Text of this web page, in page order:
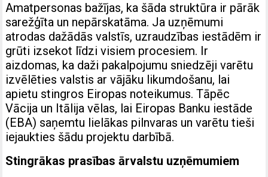
Amatpersonas bažījas, ka šāda struktūra ir pārāk
sarežģīta un nepārskatāma. Ja uzņēmumi
atrodas dažādās valstīs, uzraudzības iestādēm ir
grūti izsekot līdzi visiem procesiem. Ir
aizdomas, ka daži pakalpojumu sniedzēji varētu
izvēlēties valstis ar vājāku likumdošanu, lai
apietu stingros Eiropas noteikumus. Tāpēc
Vācija un Itālija vēlas, lai Eiropas Banku iestāde
(EBA) saņemtu lielākas pilnvaras un varētu tieši
iejaukties šādu projektu darbībā.
Stingrākas prasības ārvalstu uzņēmumiem